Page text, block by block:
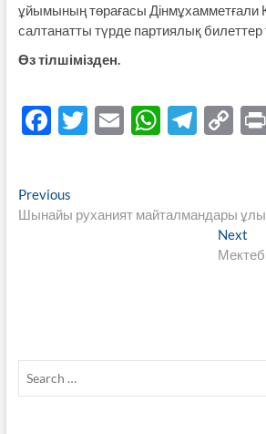
ұйымының төрағасы Дінмұхамметғали
салтанатты түрде партиялық
Өз тілшімізден.
F
b
T
er
E W
s
T
gr
m
C
y
Li
n
Навигация
по
PreviousPrevious
post:
Шынайы руханият майталмандары
Next